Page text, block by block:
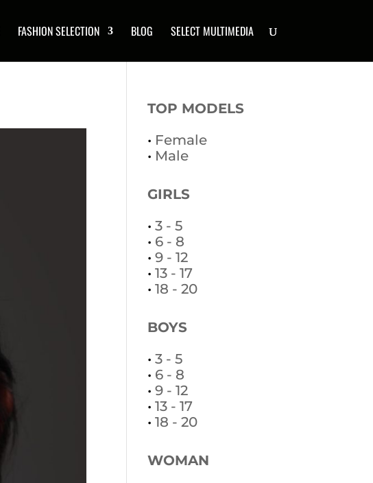
FASHION SELECTION BLOG SELECT MULTIMEDIA
TOP MODELS
• Female
• Male
GIRLS
•3 - 5
• 6 - 8
•9 - 12
•13 - 17
•18 - 20
BOYS
•3 - 5
• 6 - 8
•9 - 12
•13 - 17
•18 - 20
WOMAN